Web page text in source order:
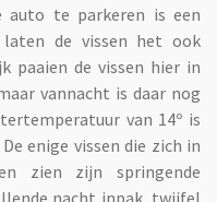
auto te parkeren is een
de vissen het ook
paaien de vissen hier in
vannacht is daar nog
van 14º is
enige vissen die zich in
zien zijn springende
nacht inpak, twijfel